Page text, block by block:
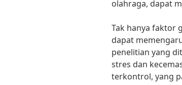
olahraga, dapat
Tak hanya faktor
dapat
penelitian yang
stres dan
terkontrol, yang